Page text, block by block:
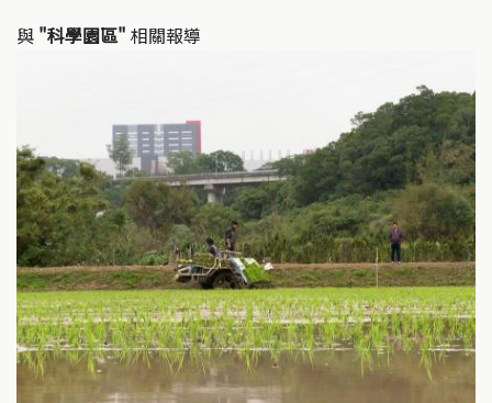
與 "科學園區" 相關報導